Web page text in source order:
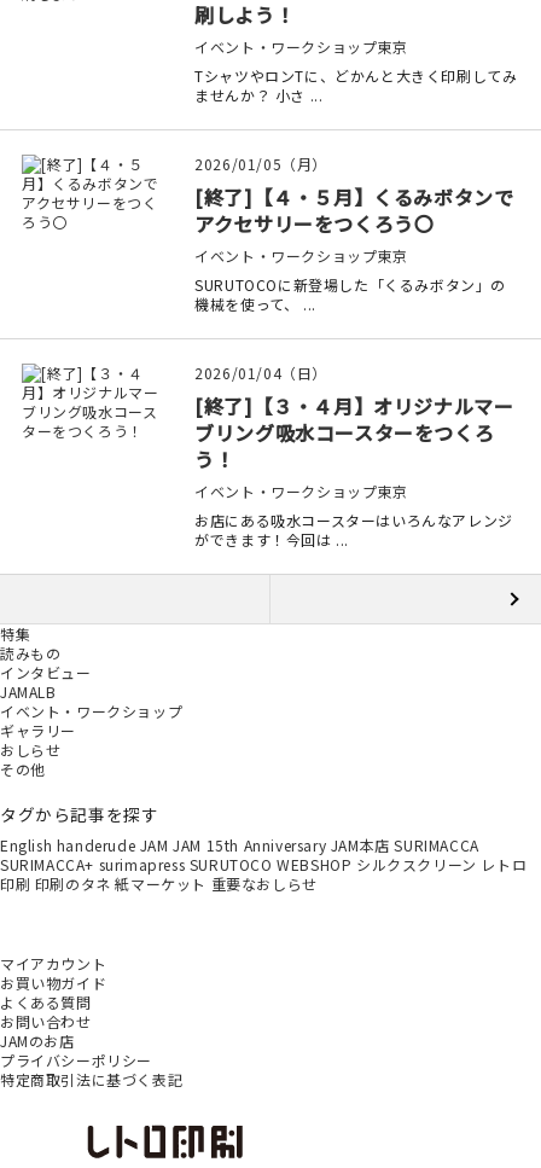
刷しよう！
イベント・ワークショップ東京
TシャツやロンTに、どかんと大きく印刷してみ
ませんか？ 小さ ...
2026/01/05（月）
[終了]【４・５月】くるみボタンで
アクセサリーをつくろう〇
イベント・ワークショップ東京
SURUTOCOに新登場した「くるみボタン」の
機械を使って、 ...
2026/01/04（日）
[終了]【３・４月】オリジナルマー
ブリング吸水コースターをつくろ
う！
イベント・ワークショップ東京
お店にある吸水コースターはいろんなアレンジ
ができます！今回は ...
特集
読みもの
インタビュー
JAMALB
イベント・ワークショップ
ギャラリー
おしらせ
その他
タグから記事を探す
English handerude JAM JAM 15th Anniversary JAM本店 SURIMACCA
SURIMACCA+ surimapress SURUTOCO WEBSHOP シルクスクリーン レトロ
印刷 印刷のタネ 紙マーケット 重要なおしらせ
マイアカウント
お買い物ガイド
よくある質問
お問い合わせ
JAMのお店
プライバシーポリシー
特定商取引法に基づく表記